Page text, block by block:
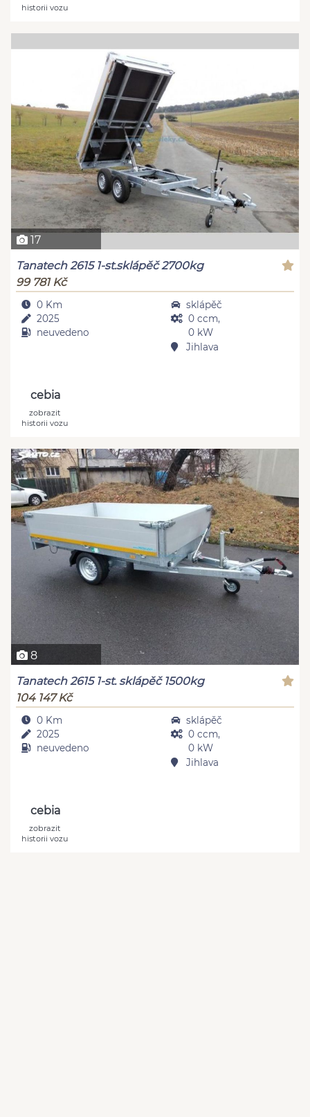
historii vozu
17
Tanatech 2615 1-st.sklápěč 2700kg
99 781 Kč
0 Km
2025
neuvedeno
sklápěč
0 ccm,
0 kW
Jihlava
cebia
zobrazit
historii vozu
8
Tanatech 2615 1-st. sklápěč 1500kg
104 147 Kč
0 Km
2025
neuvedeno
sklápěč
0 ccm,
0 kW
Jihlava
cebia
zobrazit
historii vozu